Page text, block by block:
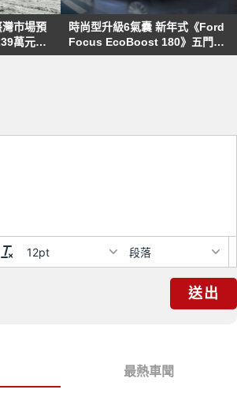
市場預
萬元起
時尚型升級6氣囊 新年式《Ford
Focus EcoBoost 180》五門車
型76.9萬起開始接單
12pt 段落
送出
最熱車聞